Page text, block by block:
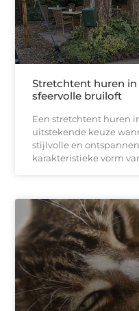
Stretchtent huren
sfeervolle bruiloft
Een stretchtent huren
uitstekende keuze
stijlvolle en
karakteristieke vorm